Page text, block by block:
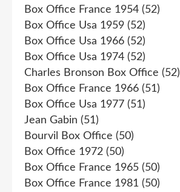
Box Office France 1954 (52)
Box Office Usa 1959 (52)
Box Office Usa 1966 (52)
Box Office Usa 1974 (52)
Charles Bronson Box Office (52)
Box Office France 1966 (51)
Box Office Usa 1977 (51)
Jean Gabin (51)
Bourvil Box Office (50)
Box Office 1972 (50)
Box Office France 1965 (50)
Box Office France 1981 (50)